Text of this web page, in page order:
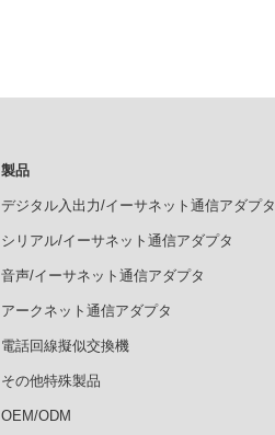
製品
デジタル入出力/イーサネット通信アダプタ
シリアル/イーサネット通信アダプタ
音声/イーサネット通信アダプタ
アークネット通信アダプタ
電話回線擬似交換機
その他特殊製品
OEM/ODM